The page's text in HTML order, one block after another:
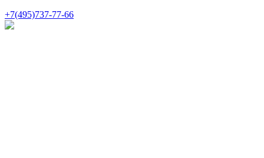
+7(495)737-77-66